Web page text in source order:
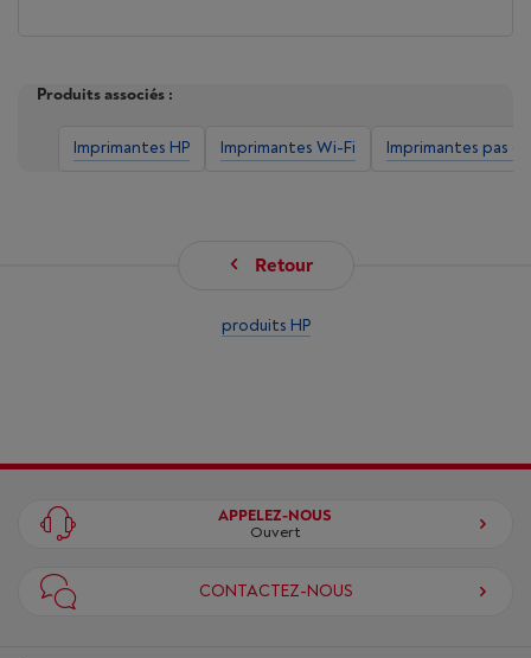
Produits associés :
Imprimantes HP Imprimantes Wi-Fi Imprimantes pas
Retour
produits HP
APPELEZ-NOUS
Ouvert
CONTACTEZ-NOUS